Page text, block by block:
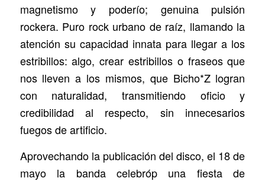
magnetismo y poderío; genuina pulsión
rockera. Puro rock urbano de raíz, llamando la
atención su capacidad innata para llegar a los
estribillos: algo, crear estribillos o fraseos que
nos lleven a los mismos, que Bicho*Z logran
con naturalidad, transmitiendo oficio y
credibilidad al respecto, sin innecesarios
fuegos de artificio.
Aprovechando la publicación del disco, el 18 de
mayo la banda celebróp una fiesta de